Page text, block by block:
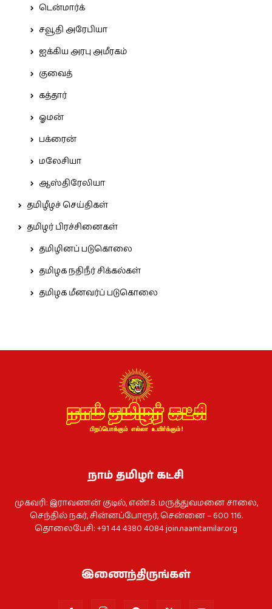
டென்மார்க்
சவூதி அரேபியா
ஐக்கிய அரபு அமீரகம்
குவைத்
கத்தார்
ஓமன்
பக்ரைன்
மலேசியா
ஆஸ்திரேலியா
தமிழீழச் செய்திகள்
தமிழர் பிரச்சினைகள்
தமிழினப் படுகொலை
தமிழக நதிநீர் சிக்கல்கள்
தமிழக மீனவர்ப் படுகொலை
நாம் தமிழர் கட்சி
முகவரி: இராவணன் குடில், எண்.8. மருத்துவமனை சாலை,
செந்தில் நகர், சின்னப்போரூர், சென்னை – 600 116.
தொலைபேசி: +91 44 4380 4084join.naamtamilar.org
இணைந்திருங்கள்